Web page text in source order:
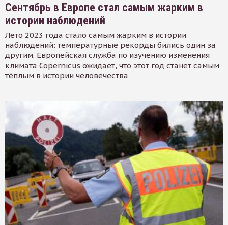
Сентябрь в Европе стал самым жарким в
истории наблюдений
Лето 2023 года стало самым жарким в истории
наблюдений: температурные рекорды бились один за
другим. Европейская служба по изучению изменения
климата Copernicus ожидает, что этот год станет самым
тёплым в истории человечества